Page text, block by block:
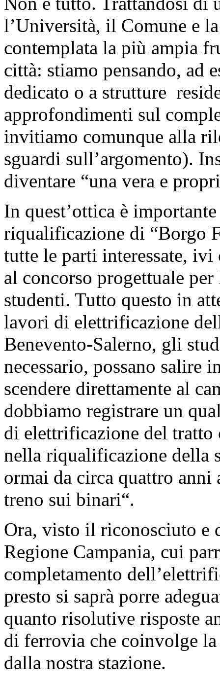
l’Università, il Comune e
contemplata la più ampia
città: stiamo pensando, ad
dedicato o a strutture
approfondimenti sul
invitiamo comunque alla
sguardi sull’argomento).
diventare “una vera e
In quest’ottica è
riqualificazione di “Borgo
tutte le parti interessate, ivi
al concorso progettuale
studenti. Tutto questo in
lavori di elettrificazione
Benevento-Salerno, gli
necessario, possano salire
scendere direttamente al
dobbiamo registrare un
di elettrificazione del tratto
nella riqualificazione della
ormai da circa quattro
treno sui binari“.
Ora, visto il riconosciuto e
Regione Campania, cui
completamento
presto si saprà porre
quanto risolutive risposte
di ferrovia che coinvolge
dalla nostra stazione.